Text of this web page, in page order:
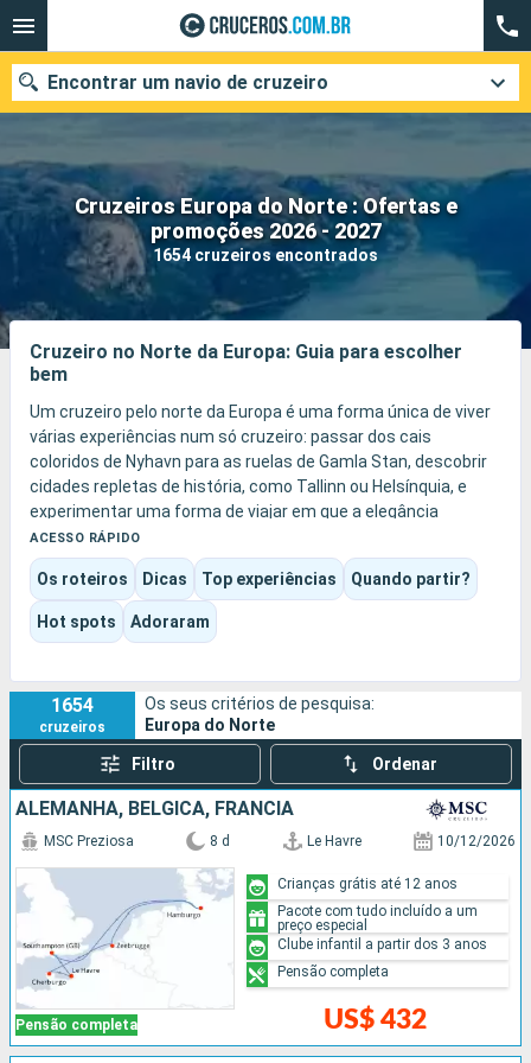
Cruzeiros Europa do Norte : Ofertas e
promoções 2026 - 2027
1654 cruzeiros encontrados
Encontrar um navio de cruzeiro
Quando ir?
Data de partida
Cidades Companhias
Cruzeiro no Norte da Europa: Guia para escolher
bem
Um cruzeiro pelo norte da Europa é uma forma única de viver
várias experiências num só cruzeiro: passar dos cais
coloridos de Nyhavn para as ruelas de Gamla Stan, descobrir
cidades repletas de história, como Tallinn ou Helsínquia, e
experimentar uma forma de viajar em que a elegância
escandinava se alia ao encanto das escalas bálticas.
A viagem pode assim assumir uma vertente mais cultural,
mais urbana ou mais centrada no património. Capitais
nórdicas, centros históricos e cidades à beira da água
sucedem-se, proporcionando uma verdadeira sensação de
ACESSO RÁPIDO
Os roteiros Dicas Top experiências Quando partir?
Hot spots Adoraram
1654
cruzeiros
Os seus critérios de pesquisa:
Europa do Norte
Filtro Ordenar
ALEMANHA, BÉLGICA, FRANCIA
Pensão completa
MSC Preziosa 8 d Le Havre 10/12/2026
US$ 432
Crianças grátis até 12 anos
Pacote com tudo incluído a um
preço especial
Clube infantil a partir dos 3 anos
Pensão completa